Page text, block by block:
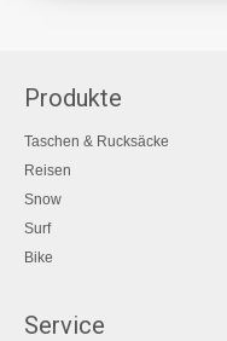
Produkte
Taschen & Rucksäcke
Reisen
Snow
Surf
Bike
Service